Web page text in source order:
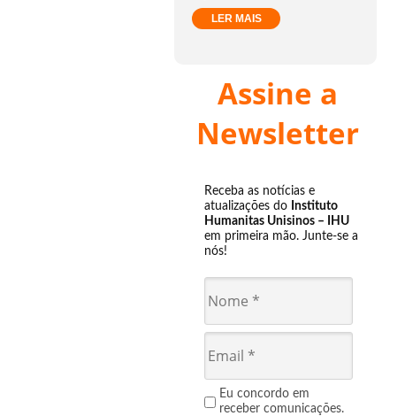
LER MAIS
Assine a
Newsletter
Receba as notícias e
atualizações do Instituto
Humanitas Unisinos – IHU
em primeira mão. Junte-se a
nós!
Eu concordo em
receber comunicações.